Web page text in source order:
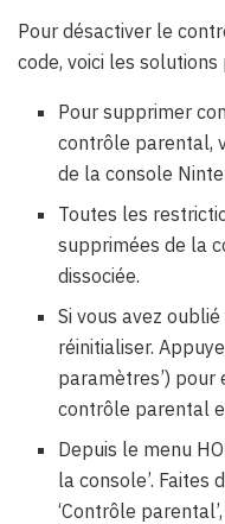
Pour désactiver le
code, voici les solutions
Pour supprimer
contrôle parental,
de la console
Toutes les
supprimées de la
dissociée.
Si vous avez
réinitialiser.
paramètres’)
contrôle parental
Depuis le menu
la console’. Faites
‘Contrôle